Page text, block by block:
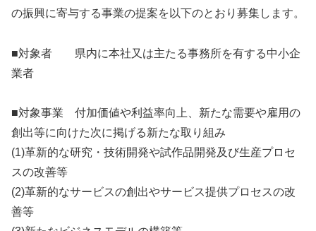
の振興に寄与する事業の提案を以下のとおり募集します。
■対象者 県内に本社又は主たる事務所を有する中小企
業者
■対象事業 付加価値や利益率向上、新たな需要や雇用の
創出等に向けた次に掲げる新たな取り組み
(1)革新的な研究・技術開発や試作品開発及び生産プロセ
スの改善等
(2)革新的なサービスの創出やサービス提供プロセスの改
善等